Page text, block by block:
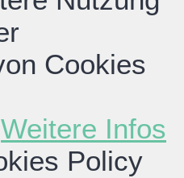
Cookies
Weitere Infos
Policy